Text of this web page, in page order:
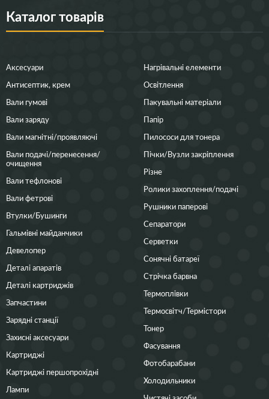
Каталог товарів
Аксесуари
Антисептик, крем
Вали гумові
Вали заряду
Вали магнітні/проявляючі
Вали подачі/перенесення/
очищення
Вали тефлонові
Вали фетрові
Втулки/Бушинги
Гальмівні майданчики
Девелопер
Деталі апаратів
Деталі картриджів
Запчастини
Зарядні станції
Захисні аксесуари
Картриджі
Картриджі першопрохідні
Лампи
Нагрівальні елементи
Освітлення
Пакувальні матеріали
Папір
Пилососи для тонера
Пічки/Вузли закріплення
Різне
Ролики захоплення/подачі
Рушники паперові
Сепаратори
Серветки
Сонячні батареї
Стрічка барвна
Термоплівки
Термосвітч/Термістори
Тонер
Фасування
Фотобарабани
Холодильники